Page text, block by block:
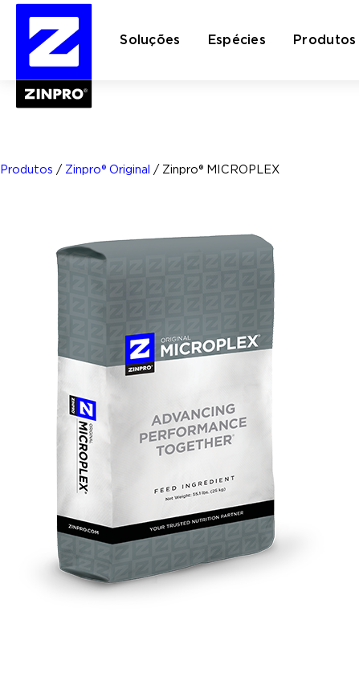
Soluções Espécies Produtos
Produtos / Zinpro® Original / Zinpro® MICROPLEX